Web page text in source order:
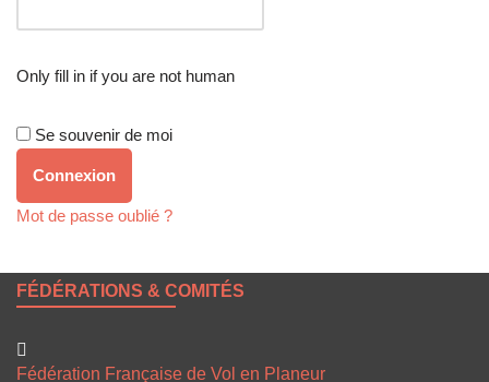
Only fill in if you are not human
Se souvenir de moi
Mot de passe oublié ?
FÉDÉRATIONS & COMITÉS
Fédération Française de Vol en Planeur